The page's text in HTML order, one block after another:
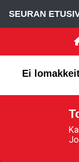
SEURAN
Ei